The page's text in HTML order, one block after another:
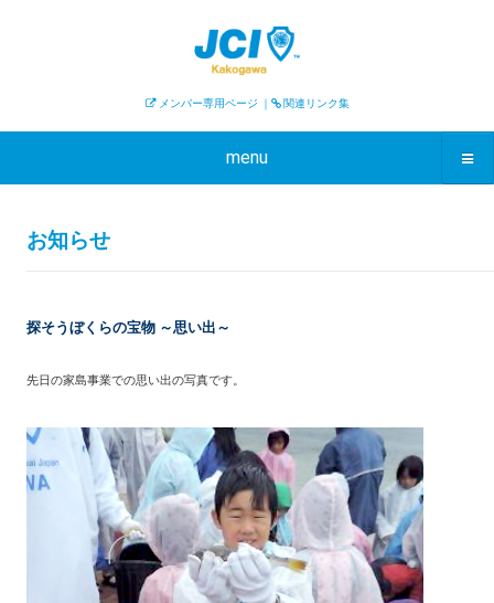
メンバー専用ページ ｜ 関連リンク集
menu
お知らせ
探そうぼくらの宝物 ～思い出～
先日の家島事業での思い出の写真です。